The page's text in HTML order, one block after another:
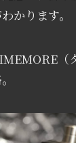
かります。
（